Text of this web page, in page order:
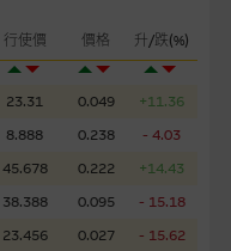
行使價 價格 升/跌(%)
23.31 0.049
+11.36
8.888 0.238
- 4.03
45.678 0.222
+14.43
38.388 0.095
- 15.18
23.456 0.027
- 15.62
不保證任何所示的指示
證將來表現。網站內容
且均以真誠提供，然
內容在任何用途上均完
的法律及/或法規所規